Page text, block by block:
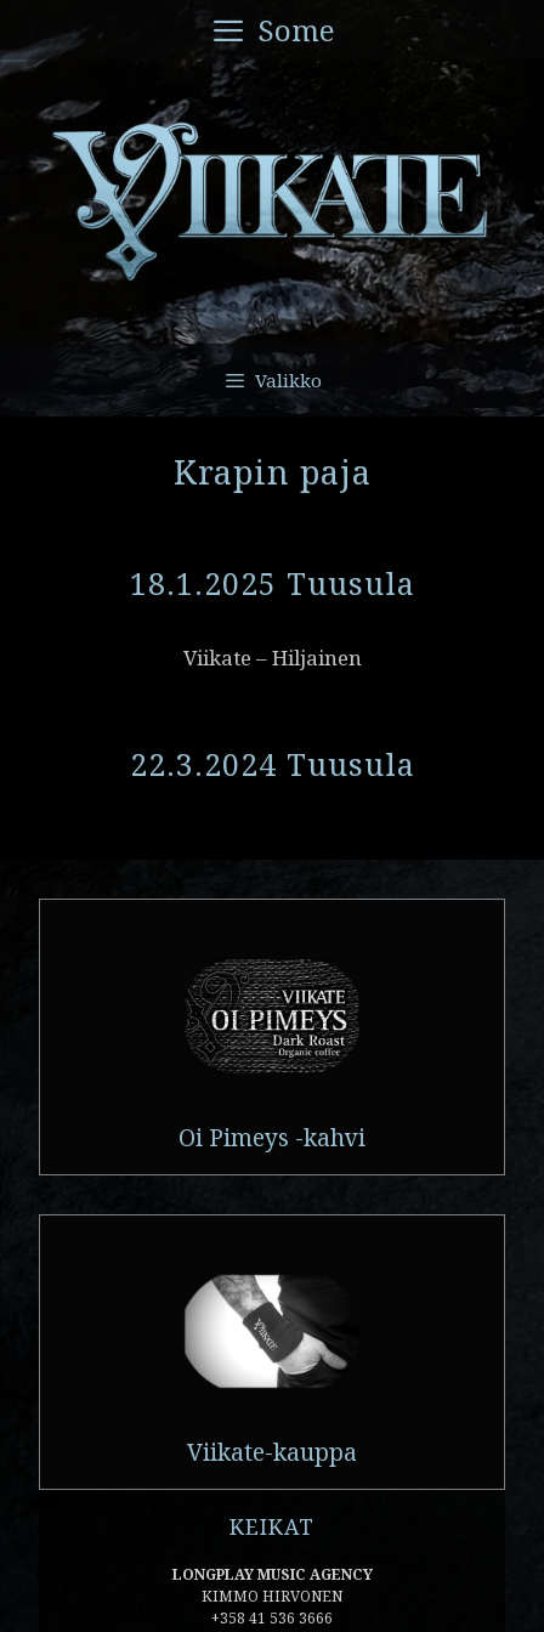
sisältöön
Some
Valikko
Krapin paja
18.1.2025 Tuusula
Viikate – Hiljainen
22.3.2024 Tuusula
Oi Pimeys -kahvi
Viikate-kauppa
KEIKAT
LONGPLAY MUSIC AGENCY
KIMMO HIRVONEN
+358 41 536 3666